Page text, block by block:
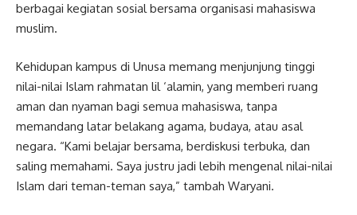
berbagai kegiatan sosial bersama organisasi mahasiswa
muslim.
Kehidupan kampus di Unusa memang menjunjung tinggi
nilai-nilai Islam rahmatan lil ‘alamin, yang memberi ruang
aman dan nyaman bagi semua mahasiswa, tanpa
memandang latar belakang agama, budaya, atau asal
negara. “Kami belajar bersama, berdiskusi terbuka, dan
saling memahami. Saya justru jadi lebih mengenal nilai-nilai
Islam dari teman-teman saya,” tambah Waryani.